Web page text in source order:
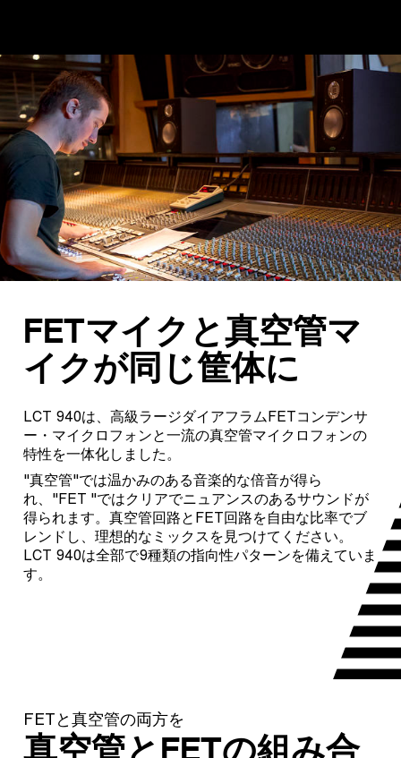
FETマイクと真空管マ
イクが同じ筐体に
LCT 940は、高級ラージダイアフラムFETコンデンサ
ー・マイクロフォンと一流の真空管マイクロフォンの
特性を一体化しました。
"真空管"では温かみのある音楽的な倍音が得ら
れ、"FET "ではクリアでニュアンスのあるサウンドが
得られます。真空管回路とFET回路を自由な比率でブ
レンドし、理想的なミックスを見つけてください。
LCT 940は全部で9種類の指向性パターンを備えていま
す。
FETと真空管の両方を